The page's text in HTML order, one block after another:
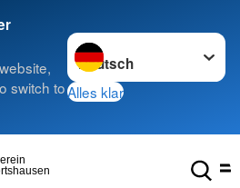
switch to
Sprache wechseln zu
Alles klar